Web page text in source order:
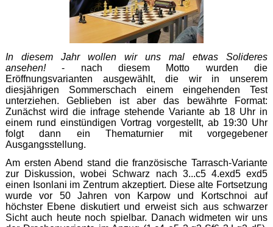
In diesem Jahr wollen wir uns mal etwas Solideres
ansehen!- nach diesem Motto wurden die
Eröffnungsvarianten ausgewählt, die wir in unserem
diesjährigen Sommerschach einem eingehenden Test
unterziehen. Geblieben ist aber das bewährte Format:
Zunächst wird die infrage stehende Variante ab 18 Uhr in
einem rund einstündigen Vortrag vorgestellt, ab 19:30 Uhr
folgt dann ein Thematurnier mit vorgegebener
Ausgangsstellung.
Am ersten Abend stand die französische Tarrasch-Variante
zur Diskussion, wobei Schwarz nach 3...c5 4.exd5 exd5
einen Isonlani im Zentrum akzeptiert. Diese alte Fortsetzung
wurde vor 50 Jahren von Karpow und Kortschnoi auf
höchster Ebene diskutiert und erweist sich aus schwarzer
Sicht auch heute noch spielbar. Danach widmeten wir uns